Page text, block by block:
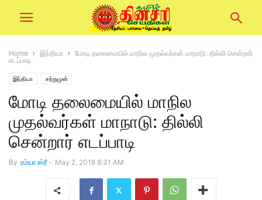
Home இந்தியா
மோடி தலைமையில் மாநில முதல்வர்கள் மாநாடு: தில்லி சென்றார்
எடப்பாடி
இந்தியா சற்றுமுன்
மோடி தலைமையில் மாநில
முதல்வர்கள் மாநாடு: தில்லி
சென்றார் எடப்பாடி
By ரம்யா ஸ்ரீ - May 2, 2018 8:31 AM